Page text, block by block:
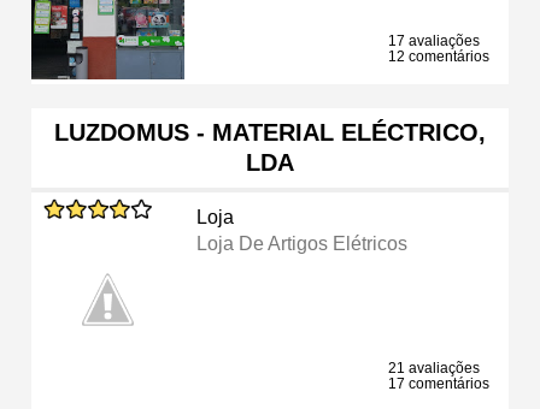
17 avaliações
12 comentários
LUZDOMUS - MATERIAL ELÉCTRICO,
LDA
Loja
Loja De Artigos Elétricos
21 avaliações
17 comentários